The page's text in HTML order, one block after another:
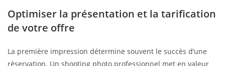
Optimiser la présentation et la tarification
de votre offre
La première impression détermine souvent le succès d’une
réservation. Un shooting photo professionnel met en valeur